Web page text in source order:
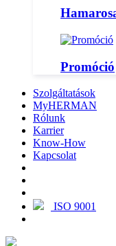
Promóció
Szolgáltatások
MyHERMAN
Rólunk
Karrier
Know-How
Kapcsolat
ISO 9001